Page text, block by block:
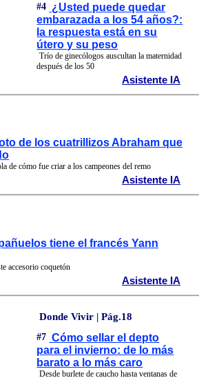
#4 ¿Usted puede quedar
embarazada a los 54 años?:
la respuesta está en su
útero y su peso
Trío de ginecólogos auscultan la maternidad
después de los 50
Asistente IA
de los cuatrillizos Abraham que
de cómo fue criar a los campeones del remo
Asistente IA
tiene el francés Yann
accesorio coquetón
Asistente IA
Donde Vivir | Pág.18
#7 Cómo sellar el depto
para el invierno: de lo más
barato a lo más caro
Desde burlete de caucho hasta ventanas de